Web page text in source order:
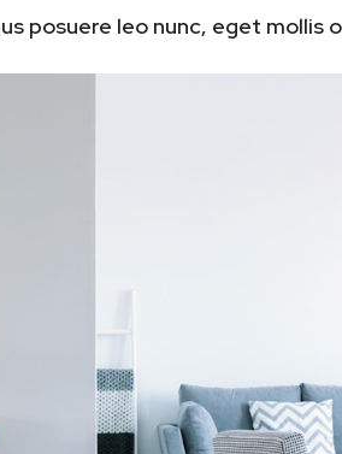
posuere leo nunc, eget mollis